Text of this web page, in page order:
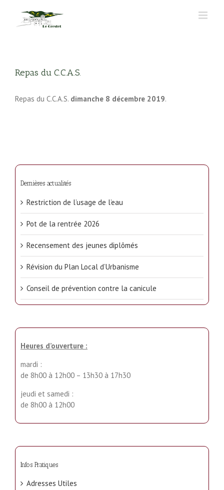
contenu
Repas du C.C.A.S.
Repas du C.C.A.S. dimanche 8 décembre 2019.
Dernières actualités
Restriction de l’usage de l’eau
Pot de la rentrée 2026
Recensement des jeunes diplômés
Révision du Plan Local d’Urbanisme
Conseil de prévention contre la canicule
Heures d’ouverture :
mardi :
de 8h00 à 12h00 – 13h30 à 17h30
jeudi et samedi :
de 8h00 à 12h00
Infos Pratiques
Adresses Utiles